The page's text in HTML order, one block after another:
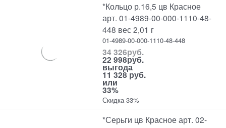
*Кольцо р.16,5 цв Красное
арт. 01-4989-00-000-1110-48-
448 вес 2,01 г
01-4989-00-000-1110-48-448
34 326руб.
22 998руб.
выгода
11 328 руб.
или
33%
Скидка 33%
*Серьги цв Красное арт. 02-